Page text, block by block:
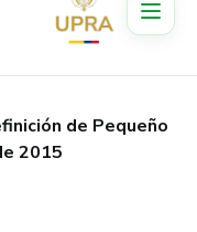
de Pequeño
2015